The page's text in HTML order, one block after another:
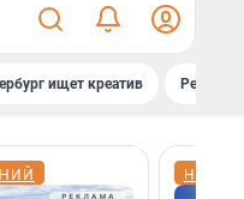
ищет креатив